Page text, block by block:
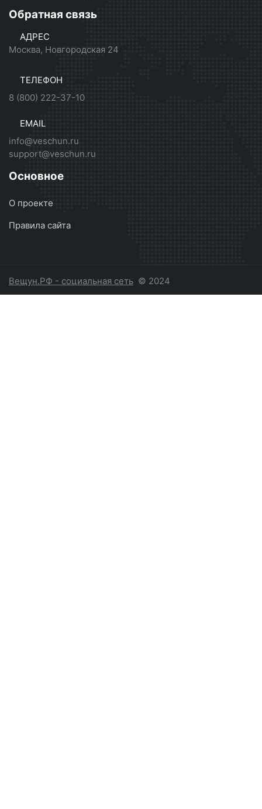
Обратная связь
АДРЕС
Москва, Новгородская 24
ТЕЛЕФОН
8 (800) 222-37-10
EMAIL
info@veschun.ru
support@veschun.ru
Основное
О проекте
Правила сайта
Вещун.РФ - социальная сеть © 2024